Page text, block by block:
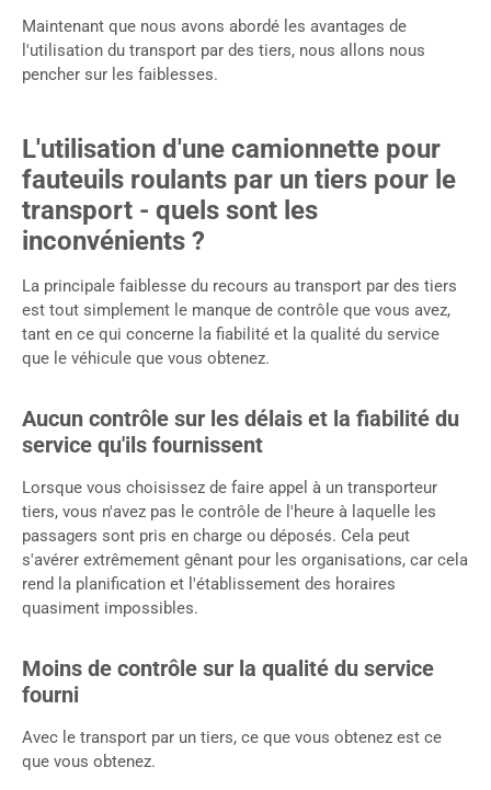
Maintenant que nous avons abordé les avantages de
l'utilisation du transport par des tiers, nous allons nous
pencher sur les faiblesses.
L'utilisation d'une camionnette pour
fauteuils roulants par un tiers pour le
transport - quels sont les
inconvénients ?
La principale faiblesse du recours au transport par des tiers
est tout simplement le manque de contrôle que vous avez,
tant en ce qui concerne la fiabilité et la qualité du service
que le véhicule que vous obtenez.
Aucun contrôle sur les délais et la fiabilité du
service qu'ils fournissent
Lorsque vous choisissez de faire appel à un transporteur
tiers, vous n'avez pas le contrôle de l'heure à laquelle les
passagers sont pris en charge ou déposés. Cela peut
s'avérer extrêmement gênant pour les organisations, car cela
rend la planification et l'établissement des horaires
quasiment impossibles.
Moins de contrôle sur la qualité du service
fourni
Avec le transport par un tiers, ce que vous obtenez est ce
que vous obtenez.